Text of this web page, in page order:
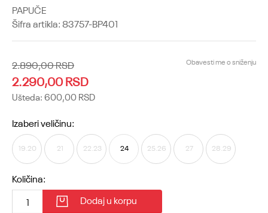
PAPUČE
Šifra artikla:83757-BP401
2.890,00RSD
2.290,00RSD
Ušteda: 600,00 RSD
Obavesti me o sniženju
Izaberi veličinu:
19.20 21 22.23 24 25.26 27 28.29
Količina:
Dodaj u korpu